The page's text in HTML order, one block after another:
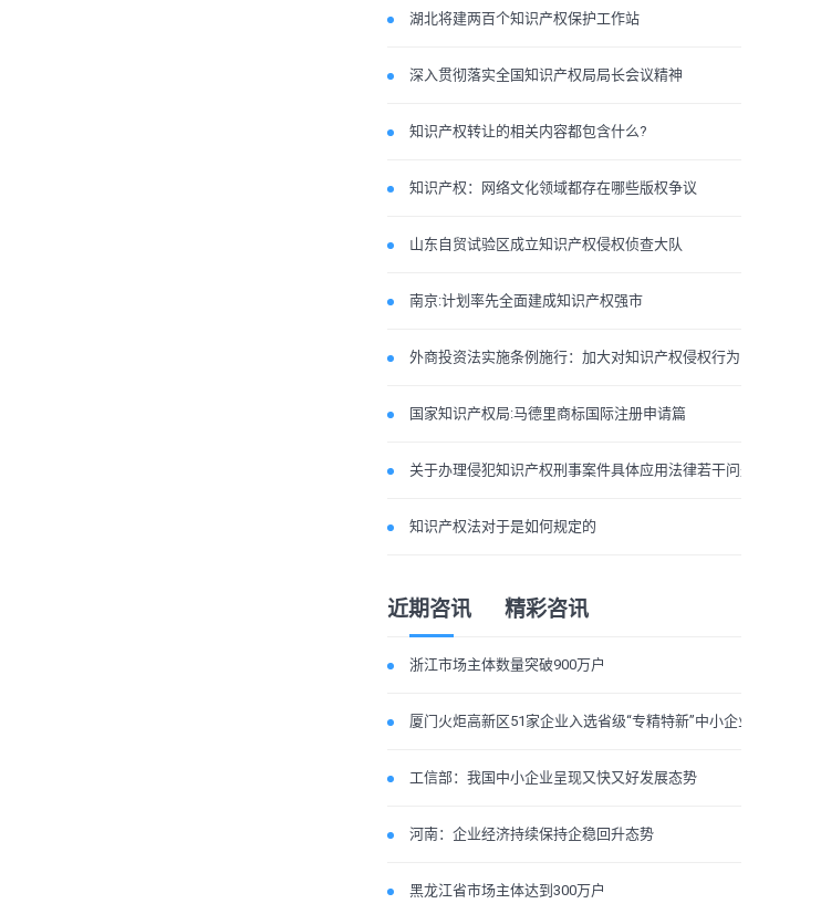
湖北将建两百个知识产权保护工作站
深入贯彻落实全国知识产权局局长会议精神
知识产权转让的相关内容都包含什么?
知识产权：网络文化领域都存在哪些版权争议
山东自贸试验区成立知识产权侵权侦查大队
南京:计划率先全面建成知识产权强市
外商投资法实施条例施行：加大对知识产权侵权行为的惩处力度
国家知识产权局:马德里商标国际注册申请篇
关于办理侵犯知识产权刑事案件具体应用法律若干问题
知识产权法对于是如何规定的
近期咨讯 精彩咨讯
浙江市场主体数量突破900万户
厦门火炬高新区51家企业入选省级“专精特新”中小企业
工信部：我国中小企业呈现又快又好发展态势
河南：企业经济持续保持企稳回升态势
黑龙江省市场主体达到300万户